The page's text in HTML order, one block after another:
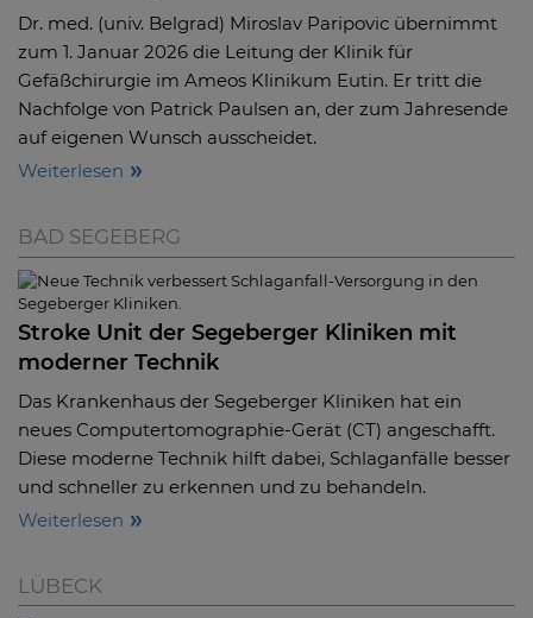
Dr. med. (univ. Belgrad) Miroslav Paripovic übernimmt
zum 1. Januar 2026 die Leitung der Klinik für
Gefäßchirurgie im Ameos Klinikum Eutin. Er tritt die
Nachfolge von Patrick Paulsen an, der zum Jahresende
auf eigenen Wunsch ausscheidet.
Weiterlesen
BAD SEGEBERG
Stroke Unit der Segeberger Kliniken mit
moderner Technik
Das Krankenhaus der Segeberger Kliniken hat ein
neues Computertomographie-Gerät (CT) angeschafft.
Diese moderne Technik hilft dabei, Schlaganfälle besser
und schneller zu erkennen und zu behandeln.
Weiterlesen
LÜBECK